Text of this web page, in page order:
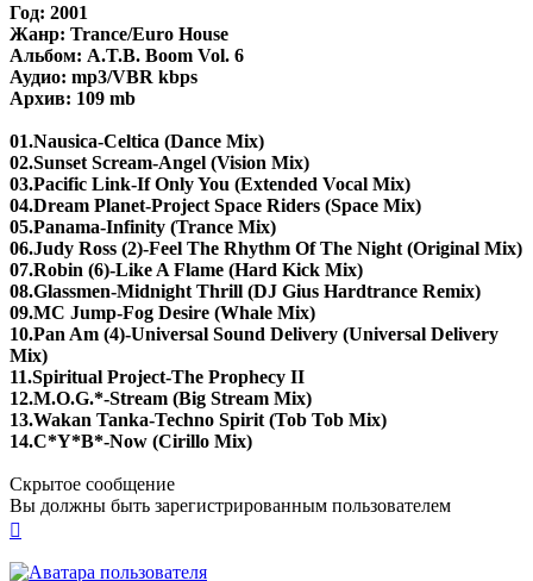
Год: 2001
Жанр: Trance/Euro House
Альбом: A.T.B. Boom Vol. 6
Аудио: mp3/VBR kbps
Архив: 109 mb
01.Nausica-Celtica (Dance Mix)
02.Sunset Scream-Angel (Vision Mix)
03.Pacific Link-If Only You (Extended Vocal Mix)
04.Dream Planet-Project Space Riders (Space Mix)
05.Panama-Infinity (Trance Mix)
06.Judy Ross (2)-Feel The Rhythm Of The Night (Original Mix)
07.Robin (6)-Like A Flame (Hard Kick Mix)
08.Glassmen-Midnight Thrill (DJ Gius Hardtrance Remix)
09.MC Jump-Fog Desire (Whale Mix)
10.Pan Am (4)-Universal Sound Delivery (Universal Delivery
Mix)
11.Spiritual Project-The Prophecy II
12.M.O.G.*-Stream (Big Stream Mix)
13.Wakan Tanka-Techno Spirit (Tob Tob Mix)
14.C*Y*B*-Now (Cirillo Mix)
Скрытое сообщение
Вы должны быть зарегистрированным пользователем
началу